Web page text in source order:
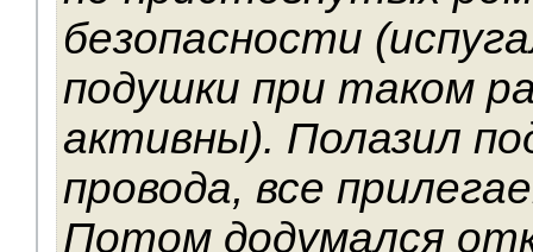
безопасности
подушки при таком
активны). Полазил
провода, все
Потом додумался